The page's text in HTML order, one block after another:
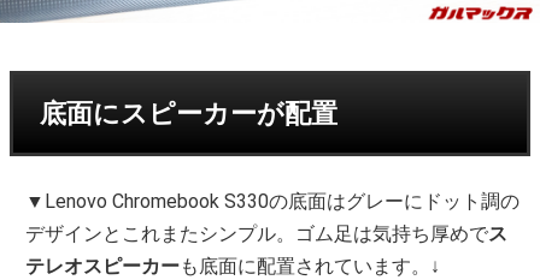
底面にスピーカーが配置
▼Lenovo Chromebook S330の底面はグレーにドット調の
デザインとこれまたシンプル。ゴム足は気持ち厚めでス
テレオスピーカーも底面に配置されています。↓